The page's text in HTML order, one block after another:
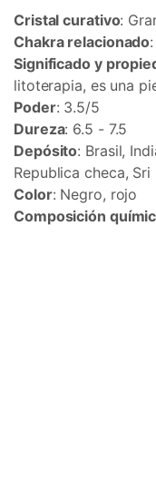
Cristal curativo:
Chakra relacionado
Significado y
litoterapia, es una
Poder: 3.5/5
Dureza: 6.5 - 7.5
Depósito: Brasil,
Republica checa, Sri
Color: Negro, rojo
Composición